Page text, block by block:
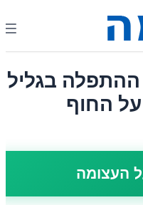
ההתפלה בגליל
החוף
העצומה